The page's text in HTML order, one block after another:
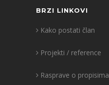
BRZI LINKOVI
Kako postati član
Projekti / reference
Rasprave o propisima